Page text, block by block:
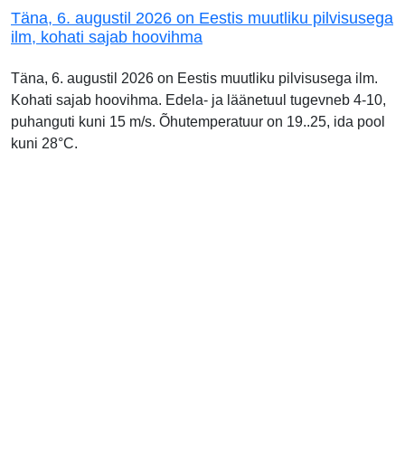
Täna, 6. augustil 2026 on Eestis muutliku pilvisusega
ilm, kohati sajab hoovihma
Täna, 6. augustil 2026 on Eestis muutliku pilvisusega ilm.
Kohati sajab hoovihma. Edela- ja läänetuul tugevneb 4-10,
puhanguti kuni 15 m/s. Õhutemperatuur on 19..25, ida pool
kuni 28°C.